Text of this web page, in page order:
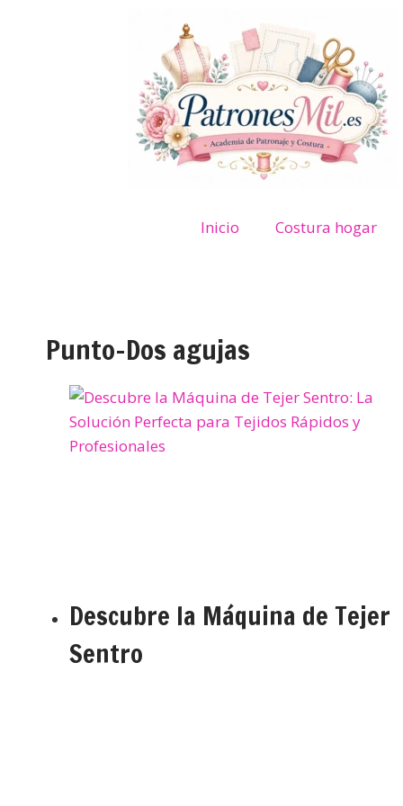
Inicio Costura hogar
Punto-Dos agujas
Descubre la Máquina de Tejer
Sentro